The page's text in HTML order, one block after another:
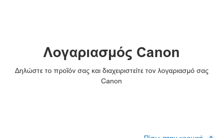
Λογαριασμός Canon
Δηλώστε το προϊόν σας και διαχειριστείτε τον λογαριασμό σας
Canon